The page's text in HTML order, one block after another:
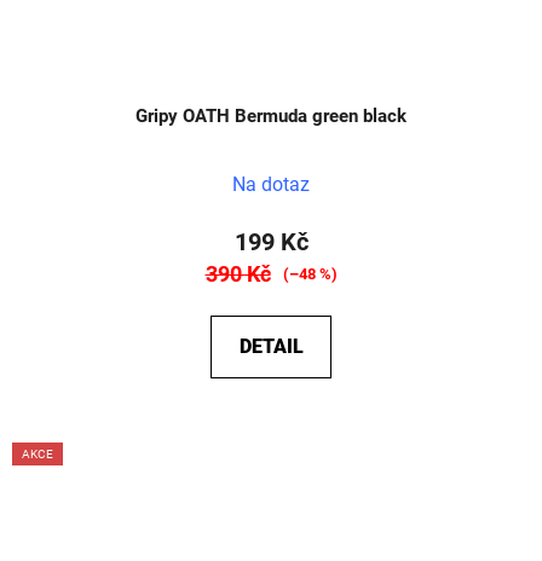
Gripy OATH Bermuda green black
Na dotaz
199 Kč
390 Kč (–48 %)
DETAIL
AKCE